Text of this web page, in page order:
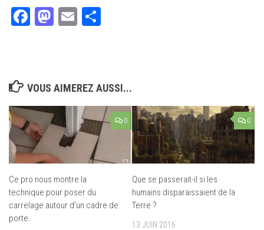
Facebook
Mastodon
Email
VOUS AIMEREZ AUSSI...
0
Ce pro nous montre la
technique pour poser du
carrelage autour d’un cadre de
porte.
0
Que se passerait-il si les
humains disparaissaient de la
Terre ?
13 JUIN 2016